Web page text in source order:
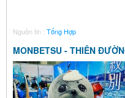
Nguồn tin : Tổng Hợp
MONBETSU - THIÊN